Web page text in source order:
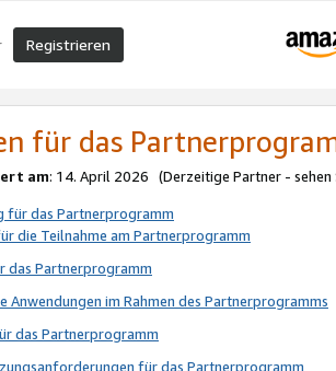
Registrieren
für das
am: 14. April 2026 (Derzeitige Partner - sehen
für das Partnerprogramm
die Teilnahme am Partnerprogramm
Partnerprogramm
Anwendungen im Rahmen des Partnerprogramms
das Partnerprogramm
für das Partnerprogramm